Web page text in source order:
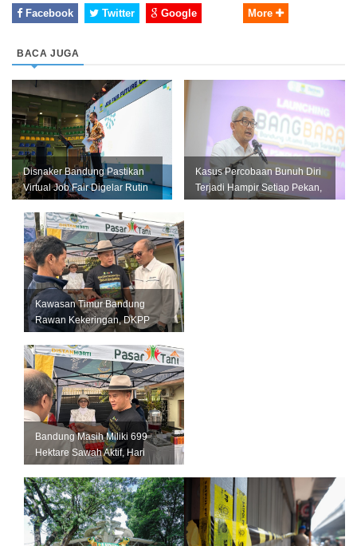
Facebook Twitter Google More
BACA JUGA
Disnaker Bandung Pastikan
Virtual Job Fair Digelar Rutin
Setiap Bulan
Kasus Percobaan Bunuh Diri
Terjadi Hampir Setiap Pekan,
Pemkot Bandung Perkuat L...
Kawasan Timur Bandung
Rawan Kekeringan, DKPP
Perkuat Mitigasi untuk
Lindungi Pro...
Bandung Masih Miliki 699
Hektare Sawah Aktif, Hari
Krida Pertanian Jadi
Momentum...